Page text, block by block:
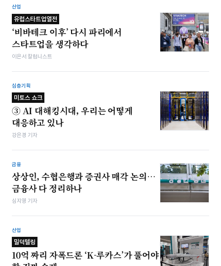
산업
유럽스타트업열전
‘비바테크 이후’ 다시 파리에서
스타트업을 생각하다
이은서 칼럼니스트
심층기획
미토스 쇼크
③ AI 대해킹시대, 우리는 어떻게
대응하고 있나
강은경 기자
금융
상상인, 수협은행과 증권사 매각 논의…
금융사 다 정리하나
심지영 기자
산업
밀덕텔링
10억 짜리 자폭드론 ‘K-루카스’가 풀어야